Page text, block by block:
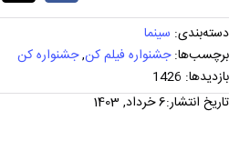
دسته‌بندی: سینما
برچسب‌ها:جشنواره فیلم کن,جشنواره کن
بازدیدها: 1426
تاریخ انتشار:6 خرداد, 1403